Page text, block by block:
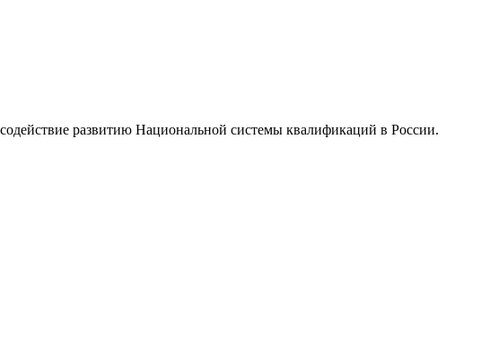
развитию Национальной системы квалификаций в России.